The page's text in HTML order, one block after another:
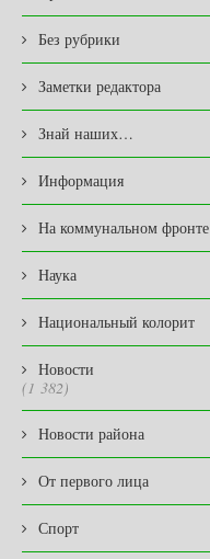
Без рубрики
Заметки редактора
Знай наших…
Информация
На коммунальном фронте
Наука
Национальный колорит
Новости
(1 382)
Новости района
От первого лица
Спорт